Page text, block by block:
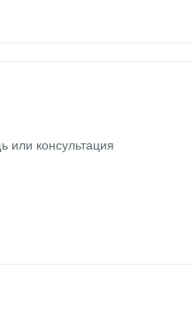
консультация